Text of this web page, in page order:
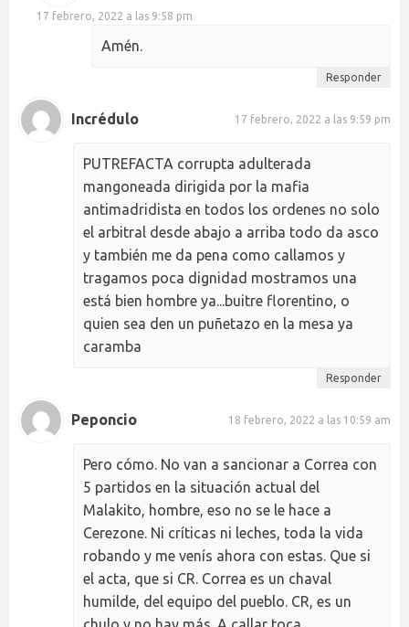
17 febrero, 2022 a las 9:58 pm
Amén.
Responder
Incrédulo 17 febrero, 2022 a las 9:59 pm
PUTREFACTA corrupta adulterada
mangoneada dirigida por la mafia
antimadridista en todos los ordenes no solo
el arbitral desde abajo a arriba todo da asco
y también me da pena como callamos y
tragamos poca dignidad mostramos una
está bien hombre ya...buitre florentino, o
quien sea den un puñetazo en la mesa ya
caramba
Responder
Peponcio 18 febrero, 2022 a las 10:59 am
Pero cómo. No van a sancionar a Correa con
5 partidos en la situación actual del
Malakito, hombre, eso no se le hace a
Cerezone. Ni críticas ni leches, toda la vida
robando y me venís ahora con estas. Que si
el acta, que si CR. Correa es un chaval
humilde, del equipo del pueblo. CR, es un